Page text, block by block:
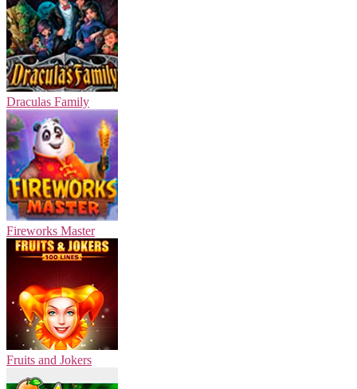
Draculas Family
Fireworks Master
Fruits and Jokers